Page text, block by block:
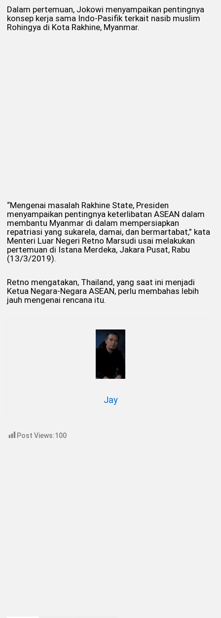
Dalam pertemuan, Jokowi menyampaikan pentingnya
konsep kerja sama Indo-Pasifik terkait nasib muslim
Rohingya di Kota Rakhine, Myanmar.
“Mengenai masalah Rakhine State, Presiden
menyampaikan pentingnya keterlibatan ASEAN dalam
membantu Myanmar di dalam mempersiapkan
repatriasi yang sukarela, damai, dan bermartabat,” kata
Menteri Luar Negeri Retno Marsudi usai melakukan
pertemuan di Istana Merdeka, Jakara Pusat, Rabu
(13/3/2019).
Retno mengatakan, Thailand, yang saat ini menjadi
Ketua Negara-Negara ASEAN, perlu membahas lebih
jauh mengenai rencana itu.
Jay
Post Views:100